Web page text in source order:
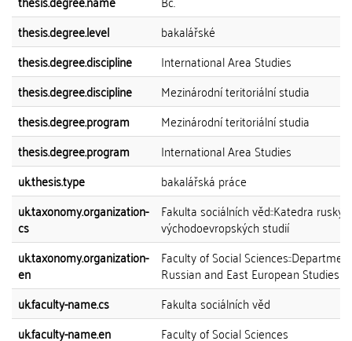
thesis.degree.level
bakalářské
thesis.degree.discipline
International Area Studies
thesis.degree.discipline
Mezinárodní teritoriální studia
thesis.degree.program
Mezinárodní teritoriální studia
thesis.degree.program
International Area Studies
uk.thesis.type
bakalářská práce
uk.taxonomy.organization-
cs
Fakulta sociálních věd::Katedra
východoevropských studií
uk.taxonomy.organization-
en
Faculty of Social
Russian and East European Studies
uk.faculty-name.cs
Fakulta sociálních věd
uk.faculty-name.en
Faculty of Social Sciences